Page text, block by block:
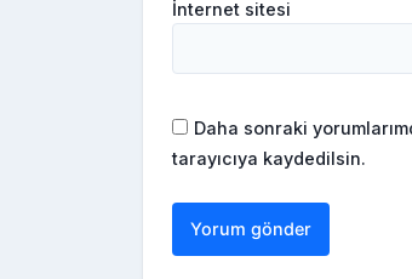
İnternet sitesi
Daha sonraki
tarayıcıya kaydedilsin.